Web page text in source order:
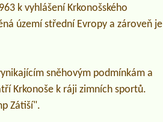
k vyhlášení Krkonošského
území střední Evropy a zároveň je
sněhovým podmínkám a
Krkonoše k ráji zimních sportů.
Zátiší".